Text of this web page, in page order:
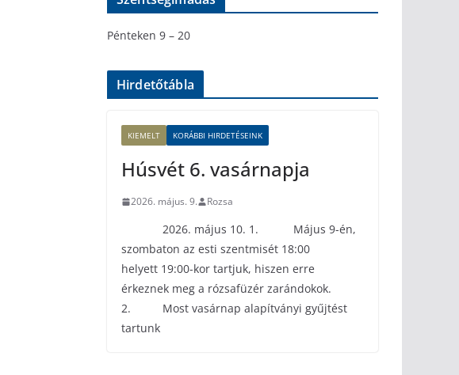
Pénteken 9 – 20
Hirdetőtábla
KIEMELT KORÁBBI HIRDETÉSEINK
Húsvét 6. vasárnapja
2026. május. 9. Rozsa
2026. május 10. 1. Május 9-én,
szombaton az esti szentmisét 18:00
helyett 19:00-kor tartjuk, hiszen erre
érkeznek meg a rózsafüzér zarándokok.
2. Most vasárnap alapítványi gyűjtést
tartunk